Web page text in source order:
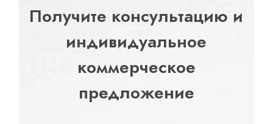
Получите консультацию и
индивидуальное
коммерческое
предложение